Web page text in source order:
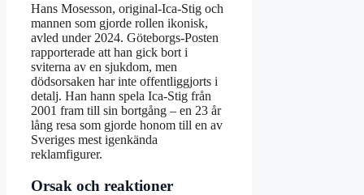
Hans Mosesson, original-Ica-Stig och
mannen som gjorde rollen ikonisk,
avled under 2024. Göteborgs-Posten
rapporterade att han gick bort i
sviterna av en sjukdom, men
dödsorsaken har inte offentliggjorts i
detalj. Han hann spela Ica-Stig från
2001 fram till sin bortgång – en 23 år
lång resa som gjorde honom till en av
Sveriges mest igenkända
reklamfigurer.
Orsak och reaktioner